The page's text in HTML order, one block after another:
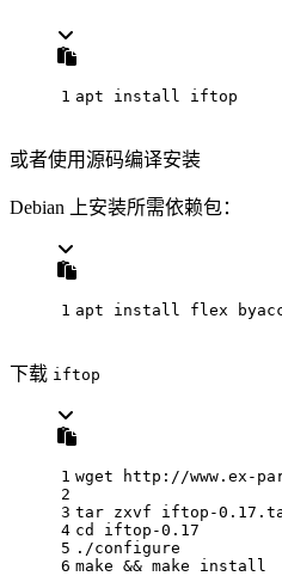
1 apt install iftop
或者使用源码编译安装
Debian 上安装所需依赖包：
1 apt install flex
下载 iftop
1
2
3
4
5
6
wget http://www.ex-
tar zxvf iftop-
cd
iftop-0.17
./configure
make && make install